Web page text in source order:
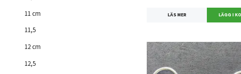
11 cm
11,5
12 cm
12,5
LÄS MER